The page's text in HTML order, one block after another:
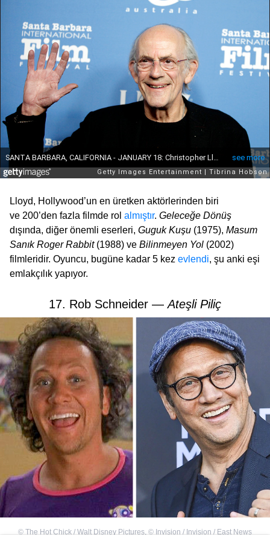
Lloyd, Hollywood’un en üretken aktörlerinden biri
ve 200’den fazla filmde rol almıştır. Geleceğe Dönüş
dışında, diğer önemli eserleri, Guguk Kuşu (1975), Masum
Sanık Roger Rabbit(1988) ve Bilinmeyen Yol (2002)
filmleridir. Oyuncu, bugüne kadar 5 kez evlendi, şu anki eşi
emlakçılık yapıyor.
17. Rob Schneider —Ateşli Piliç
© The Hot Chick / Walt Disney Pictures, © Invision / Invision / East News